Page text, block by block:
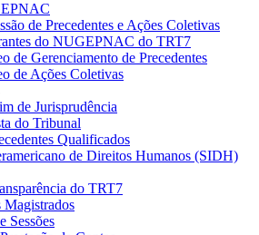
de Precedentes e Ações Coletivas
do NUGEPNAC do TRT7
de Gerenciamento de Precedentes
de Ações Coletivas
de Jurisprudência
do Tribunal
Qualificados
de Direitos Humanos (SIDH)
do TRT7
Magistrados
Sessões